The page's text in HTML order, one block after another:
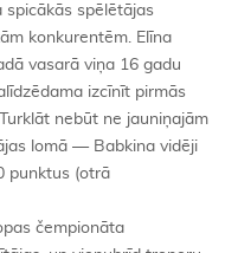
spicākās spēlētājas
konkurentēm. Elīna
vasarā viņa 16 gadu
izcīnīt pirmās
nebūt ne jauniņajām
lomā — Babkina vidēji
punktus (otrā
čempionāta